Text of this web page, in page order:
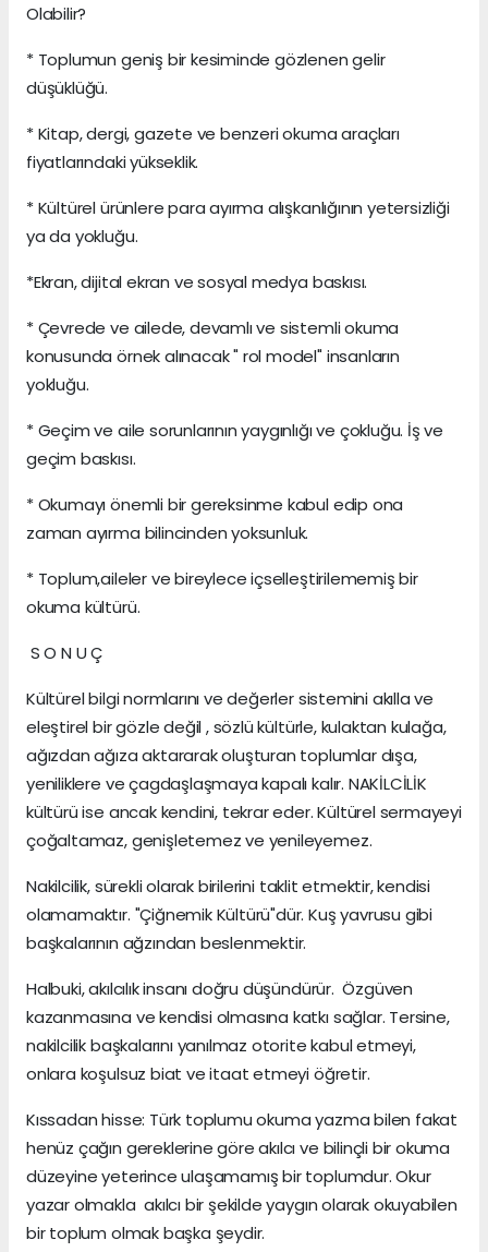
Olabilir?
* Toplumun geniş bir kesiminde gözlenen gelir
düşüklüğü.
* Kitap, dergi, gazete ve benzeri okuma araçları
fiyatlarındaki yükseklik.
* Kültürel ürünlere para ayırma alışkanlığının yetersizliği
ya da yokluğu.
*Ekran, dijital ekran ve sosyal medya baskısı.
* Çevrede ve ailede, devamlı ve sistemli okuma
konusunda örnek alınacak " rol model" insanların
yokluğu.
* Geçim ve aile sorunlarının yaygınlığı ve çokluğu. İş ve
geçim baskısı.
* Okumayı önemli bir gereksinme kabul edip ona
zaman ayırma bilincinden yoksunluk.
* Toplum,aileler ve bireylece içselleştirilememiş bir
okuma kültürü.
S O N U Ç
Kültürel bilgi normlarını ve değerler sistemini akılla ve
eleştirel bir gözle değil , sözlü kültürle, kulaktan kulağa,
ağızdan ağıza aktararak oluşturan toplumlar dışa,
yeniliklere ve çagdaşlaşmaya kapalı kalır. NAKİLCİLİK
kültürü ise ancak kendini, tekrar eder. Kültürel sermayeyi
çoğaltamaz, genişletemez ve yenileyemez.
Nakilcilik, sürekli olarak birilerini taklit etmektir, kendisi
olamamaktır. "Çiğnemik Kültürü"dür. Kuş yavrusu gibi
başkalarının ağzından beslenmektir.
Halbuki, akılcılık insanı doğru düşündürür. Özgüven
kazanmasına ve kendisi olmasına katkı sağlar. Tersine,
nakilcilik başkalarını yanılmaz otorite kabul etmeyi,
onlara koşulsuz biat ve itaat etmeyi öğretir.
Kıssadan hisse: Türk toplumu okuma yazma bilen fakat
henüz çağın gereklerine göre akılcı ve bilinçli bir okuma
düzeyine yeterince ulaşamamış bir toplumdur. Okur
yazar olmakla akılcı bir şekilde yaygın olarak okuyabilen
bir toplum olmak başka şeydir.